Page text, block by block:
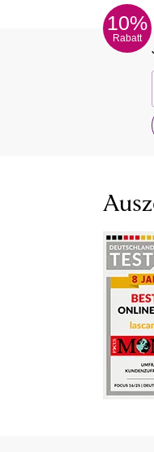
10%
Rabatt